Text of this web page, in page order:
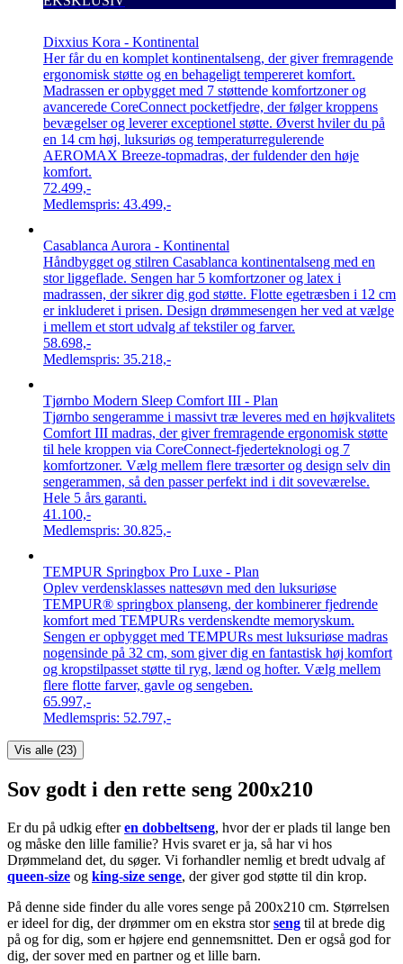
Dixxius Kora - Kontinental
Her får du en komplet kontinentalseng, der giver fremragende
ergonomisk støtte og en behageligt tempereret komfort.
Madrassen er opbygget med 7 støttende komfortzoner og
avancerede CoreConnect pocketfjedre, der følger kroppens
bevægelser og leverer exceptionel støtte. Øverst hviler du på
en 14 cm høj, luksuriøs og temperaturregulerende
AEROMAX Breeze-topmadras, der fuldender den høje
komfort.
72.499,-
Medlemspris: 43.499,-
Casablanca Aurora - Kontinental
Håndbygget og stilren Casablanca kontinentalseng med en
stor liggeflade. Sengen har 5 komfortzoner og latex i
madrassen, der sikrer dig god støtte. Flotte egetræsben i 12 cm
er inkluderet i prisen. Design drømmesengen her ved at vælge
i mellem et stort udvalg af tekstiler og farver.
58.698,-
Medlemspris: 35.218,-
Tjørnbo Modern Sleep Comfort III - Plan
Tjørnbo sengeramme i massivt træ leveres med en højkvalitets
Comfort III madras, der giver fremragende ergonomisk støtte
til hele kroppen via CoreConnect-fjederteknologi og 7
komfortzoner. Vælg mellem flere træsorter og design selv din
sengerammen, så den passer perfekt ind i dit soveværelse.
Hele 5 års garanti.
41.100,-
Medlemspris: 30.825,-
TEMPUR Springbox Pro Luxe - Plan
Oplev verdensklasses nattesøvn med den luksuriøse
TEMPUR® springbox planseng, der kombinerer fjedrende
komfort med TEMPURs verdenskendte memoryskum.
Sengen er opbygget med TEMPURs mest luksuriøse madras
nogensinde på 32 cm, som giver dig en fantastisk høj komfort
og kropstilpasset støtte til ryg, lænd og hofter. Vælg mellem
flere flotte farver, gavle og sengeben.
65.997,-
Medlemspris: 52.797,-
Vis alle (23)
Sov godt i den rette seng 200x210
Er du på udkig efteren dobbeltseng, hvor der er plads til lange ben
og måske den lille familie? Hvis svaret er ja, så har vi hos
Drømmeland det, du søger. Vi forhandler nemlig et bredt udvalg af
queen-size og king-size senge, der giver god støtte til din krop.
På denne side finder du alle vores senge på 200x210 cm. Størrelsen
er ideel for dig, der drømmer om en ekstra storseng til at brede dig
på og for dig, som er højere end gennemsnittet. Den er også god for
dig, der sover med en partner og et lille barn.